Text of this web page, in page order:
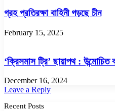
গ্রহ প্রতিরক্ষা বাহিনী গড়ছে চীন
February 15, 2025
‘ক্রিসমাস ট্রি’ ছায়াপথ :
December 16, 2024
Leave a Reply
Recent Posts